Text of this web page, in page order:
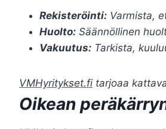
Rekisteröinti: Varmista,
Huolto: Säännöllinen
Vakuutus: Tarkista,
VMHyritykset.fi tarjoaa
Oikean